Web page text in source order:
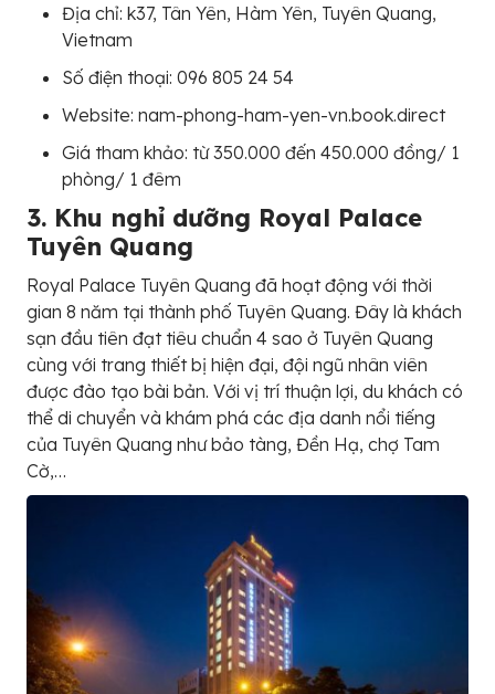
Địa chỉ: k37, Tân Yên, Hàm Yên, Tuyên Quang,
Vietnam
Số điện thoại: 096 805 24 54
Website: nam-phong-ham-yen-vn.book.direct
Giá tham khảo: từ 350.000 đến 450.000 đồng/ 1
phòng/ 1 đêm
3. Khu nghỉ dưỡng Royal Palace
Tuyên Quang
Royal Palace Tuyên Quang đã hoạt động với thời
gian 8 năm tại thành phố Tuyên Quang. Đây là khách
sạn đầu tiên đạt tiêu chuẩn 4 sao ở Tuyên Quang
cùng với trang thiết bị hiện đại, đội ngũ nhân viên
được đào tạo bài bản. Với vị trí thuận lợi, du khách có
thể di chuyển và khám phá các địa danh nổi tiếng
của Tuyên Quang như bảo tàng, Đền Hạ, chợ Tam
Cờ,…